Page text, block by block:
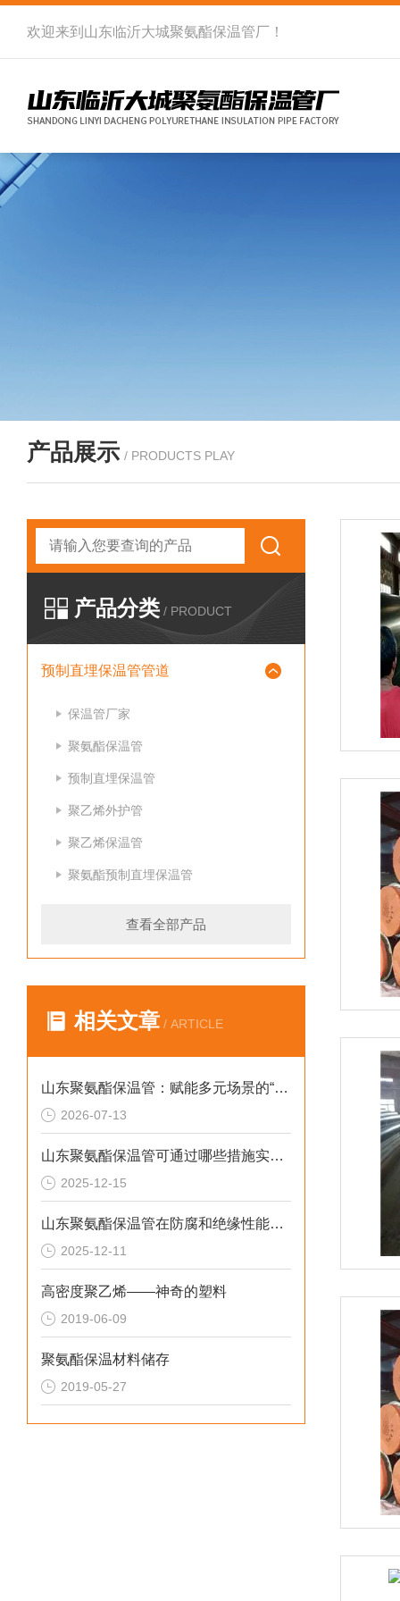
欢迎来到 山东临沂大城聚氨酯保温管厂 ！
产品展示 / PRODUCTS PLAY
产品分类 / PRODUCT
预制直埋保温管管道
保温管厂家
聚氨酯保温管
预制直埋保温管
聚乙烯外护管
聚乙烯保温管
聚氨酯预制直埋保温管
查看全部产品
相关文章 / ARTICLE
山东聚氨酯保温管：赋能多元场景的“隐形守护者”
2026-07-13
山东聚氨酯保温管可通过哪些措施实现快速施工
2025-12-15
山东聚氨酯保温管在防腐和绝缘性能方面表现优异
2025-12-11
高密度聚乙烯——神奇的塑料
2019-06-09
聚氨酯保温材料储存
2019-05-27